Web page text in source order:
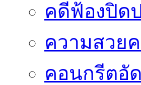
คดีฟ้องปิด
ความสวย
คอนกรีตอั